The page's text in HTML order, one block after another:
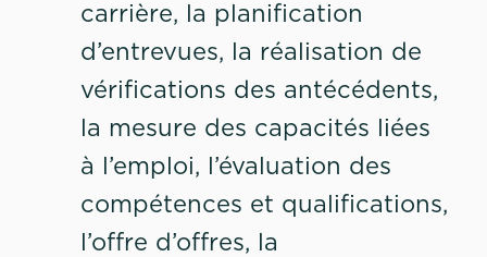
carrière, la planification
d’entrevues, la réalisation de
vérifications des antécédents,
la mesure des capacités liées
à l’emploi, l’évaluation des
compétences et qualifications,
l’offre d’offres, la